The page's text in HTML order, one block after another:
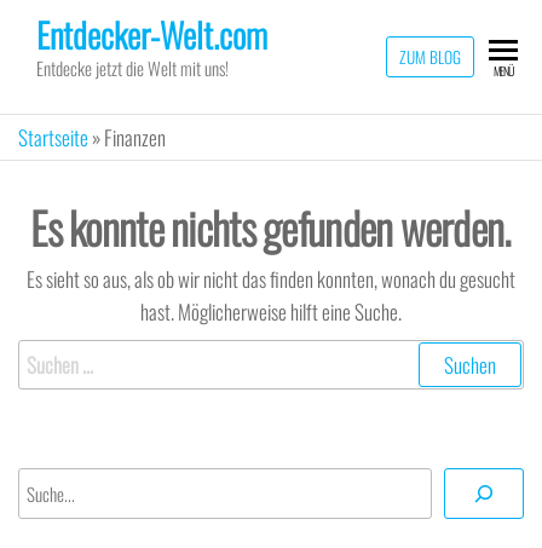
springen
Entdecker-Welt.com
Entdecke jetzt die Welt mit uns! ZUM BLOG
MENÜ
Startseite »Finanzen
Es konnte nichts gefunden werden.
Es sieht so aus, als ob wir nicht das finden konnten, wonach du gesucht
hast. Möglicherweise hilft eine Suche.
nach:
Suchen